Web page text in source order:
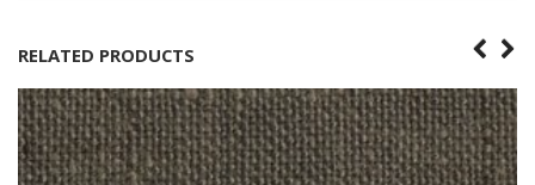
RELATED PRODUCTS